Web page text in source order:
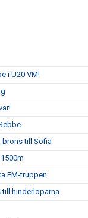
i U20 VM!
brons till Sofia
EM-truppen
till hinderlöparna